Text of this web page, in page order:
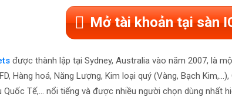
Mở tài khoản tại sàn
được thành lập tại Sydney, Australia vào năm 2007, là
Hàng hoá, Năng Lượng, Kim loại quý (Vàng, Bạch
Quốc Tế,... nổi tiếng và được nhiều người chọn dùng nhất